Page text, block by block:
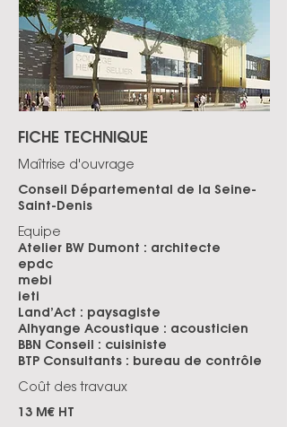
FICHE TECHNIQUE
Maîtrise d'ouvrage
Conseil Départemental de la Seine-
Saint-Denis
Equipe
Atelier BW Dumont : architecte
epdc
mebi
ieti
Land’Act : paysagiste
Alhyange Acoustique : acousticien
BBN Conseil : cuisiniste
BTP Consultants : bureau de contrôle
Coût des travaux
13 M€ HT